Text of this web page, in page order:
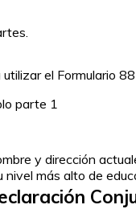
el Formulario
y dirección
más alto de